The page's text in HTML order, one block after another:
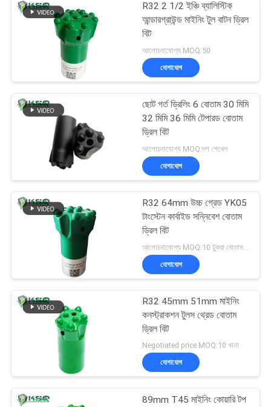
R32 2 1/2 ইঞ্চি ব্যালিস্টিক
আন্ডারগ্রাউন্ড মাইনিং টুল বাটন ড্রিল
বিট
আলোচনাযোগ্য MOQ:50
যোগাযোগ
ছোট গর্ত ড্রিলিং 6 বোতাম 30 মিমি
32 মিমি 36 মিমি টেপারড বোতাম
ড্রিল বিট
আলোচনাযোগ্য MOQ:দশ শেখেল
যোগাযোগ
R32 64mm উচ্চ গ্রেড YK05
টাংস্টেন কার্বাইড সন্নিবেশ বোতাম
ড্রিল বিট
যোগাযোগ
R32 45mm 51mm মাইনিং
কনস্ট্রাকশন টুলস থ্রেড বোতাম
ড্রিল বিট
Negotiated price MOQ:10 খানা
যোগাযোগ
89mm T45 মাইনিং কোয়ারি টপ